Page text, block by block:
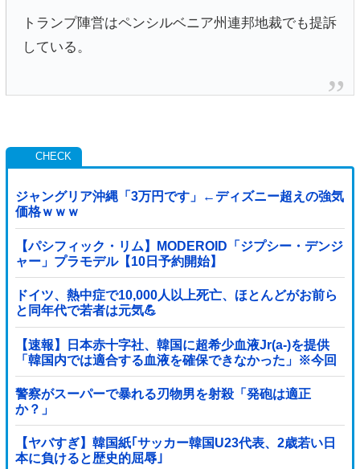
トランプ陣営はペンシルベニア州連邦地裁でも提訴
している。
ジャングリア沖縄「3万円です」←ディズニー超えの強気
価格ｗｗｗ
【パシフィック・リム】MODEROID「ジプシー・デンジ
ャー」プラモデル【10日予約開始】
ドイツ、熱中症で10,000人以上死亡、ほとんどがお前ら
と同年代で若者は元気💪
【速報】日本赤十字社、韓国に超希少血液Jr(a-)を提供
「韓国内では適合する血液を確保できなかった」※今回
で4回目
警察がスーパーで暴れる刃物男を射殺「発砲は適正
か？」
【ヤバすぎ】韓国紙｢サッカー韓国U23代表、2歳若い日
本に負けると歴史的屈辱｣